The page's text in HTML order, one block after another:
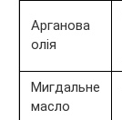
Арганова
олія
Мигдальне
масло